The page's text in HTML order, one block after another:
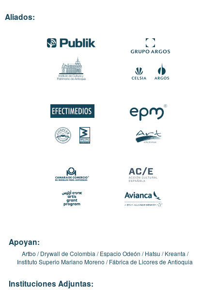
Aliados:
Apoyan:
Artbo Drywall de Colombia Espacio Odeón Hatsu
Kreanta
Instituto Superio Mariano Moreno
Fábrica de Licores de Antioquia
Instituciones Adjuntas: